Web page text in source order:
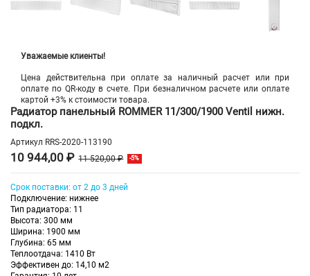
Уважаемые клиенты!
Цена действительна при оплате за наличный расчет или при
оплате по QR-коду в счете. При безналичном расчете или оплате
картой +3% к стоимости товара.
Радиатор панельный ROMMER 11/300/1900 Ventil нижн.
подкл.
Артикул RRS-2020-113190
10 944,00 ₽ 11 520,00 ₽ -5%
Срок поставки: от 2 до 3 дней
Подключение: нижнее
Тип радиатора: 11
Высота: 300 мм
Ширина: 1900 мм
Глубина: 65 мм
Теплоотдача: 1410 Вт
Эффективен до: 14,10 м2